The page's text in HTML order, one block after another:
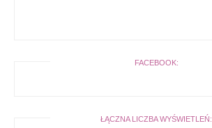
FACEBOOK:
ŁĄCZNA LICZBA WYŚWIETLEŃ: